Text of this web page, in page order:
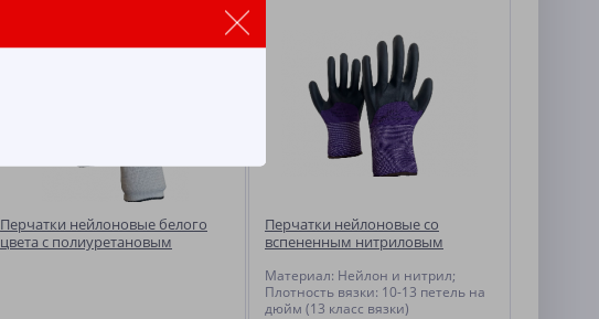
Перчатки нейлоновые белого
цвета с полиуретановым
Перчатки нейлоновые со
вспененным нитриловым
Материал: Нейлон и нитрил;
Плотность вязки: 10-13 петель на
дюйм (13 класс вязки)